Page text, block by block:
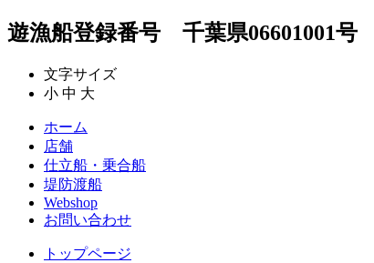
遊漁船登録番号 千葉県06601001号
文字サイズ
小 中 大
ホーム
店舗
仕立船・乗合船
堤防渡船
Webshop
お問い合わせ
トップページ